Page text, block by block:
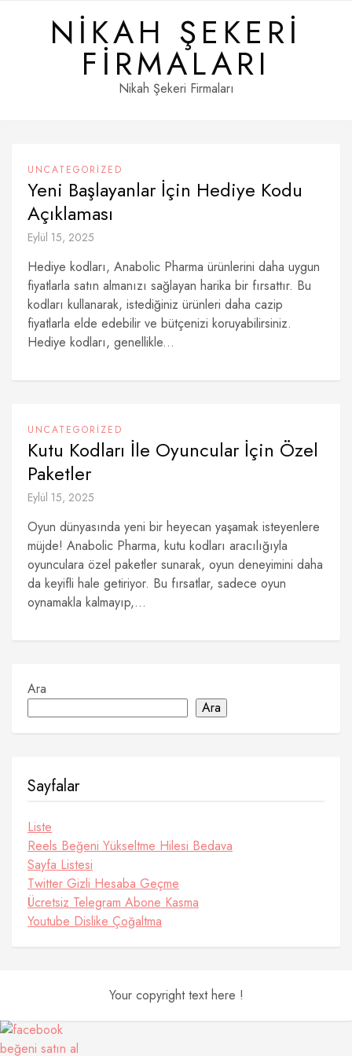
NIKAH ŞEKERI
FIRMALARI
Nikah Şekeri Firmaları
UNCATEGORIZED
Yeni Başlayanlar İçin Hediye Kodu
Açıklaması
Eylül 15, 2025
Hediye kodları, Anabolic Pharma ürünlerini daha uygun
fiyatlarla satın almanızı sağlayan harika bir fırsattır. Bu
kodları kullanarak, istediğiniz ürünleri daha cazip
fiyatlarla elde edebilir ve bütçenizi koruyabilirsiniz.
Hediye kodları, genellikle...
UNCATEGORIZED
Kutu Kodları İle Oyuncular İçin Özel
Paketler
Eylül 15, 2025
Oyun dünyasında yeni bir heyecan yaşamak isteyenlere
müjde! Anabolic Pharma, kutu kodları aracılığıyla
oyunculara özel paketler sunarak, oyun deneyimini daha
da keyifli hale getiriyor. Bu fırsatlar, sadece oyun
oynamakla kalmayıp,...
Ara
Ara
Sayfalar
Liste
Reels Beğeni Yükseltme Hilesi Bedava
Sayfa Listesi
Twitter Gizli Hesaba Geçme
Ücretsiz Telegram Abone Kasma
Youtube Dislike Çoğaltma
Your copyright text here !